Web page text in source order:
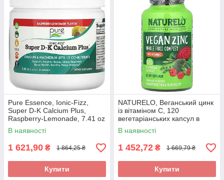
Pure Essence, Ionic-Fizz,
Super D-K Calcium Plus,
Raspberry-Lemonade, 7.41 oz
(210 g) оригінал
В наявності
1 621,90 ₴ 1 864,25 ₴
Купити
NATURELO, Веганський цинк
із вітаміном C, 120
вегетаріанських капсул в
Україні оригінал
В наявності
1 452,72 ₴ 1 669,79 ₴
Купити